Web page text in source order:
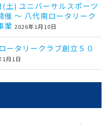
土) ユニバーサルスポーツ
～ 八代南ロータリーク
業 2026年1月10日
ータリークラブ創立５０
1月1日